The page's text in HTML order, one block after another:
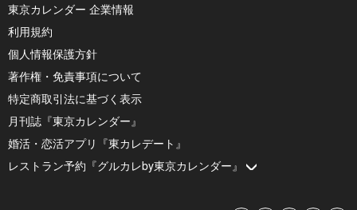
東京カレンダー 企業情報
利用規約
個人情報保護方針
著作権・免責事項について
特定商取引法に基づく表示
月刊誌『東京カレンダー』
婚活・恋活アプリ『東カレデート』
レストラン予約『グルカレby東京カレンダー』